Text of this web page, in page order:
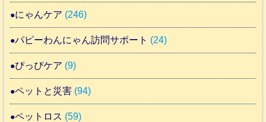
にゃんケア (246)
パピーわんにゃん訪問サポート (24)
ぴっぴケア (9)
ペットと災害 (94)
ペットロス (59)